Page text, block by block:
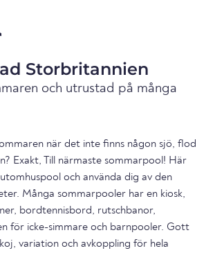
Storbritannien
och utrustad på många
när det inte finns någon sjö, flod
Exakt, Till närmaste sommarpool! Här
och använda dig av den
Många sommarpooler har en kiosk,
bordtennisbord, rutschbanor,
för icke-simmare och barnpooler. Gott
variation och avkoppling för hela